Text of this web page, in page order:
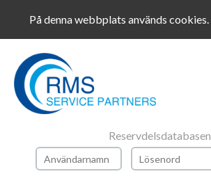
På denna webbplats används cookies.
BOKA
SERVICE
BOKA
SERVICE
ROBOT-
SALES
SERVICE
Reservdelsdatabasen